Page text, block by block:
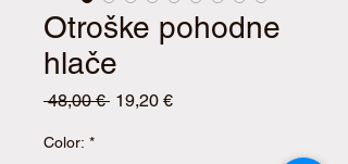
Otroške pohodne
hlače
48,00 € Redna
19,20 €Cena
Color: *